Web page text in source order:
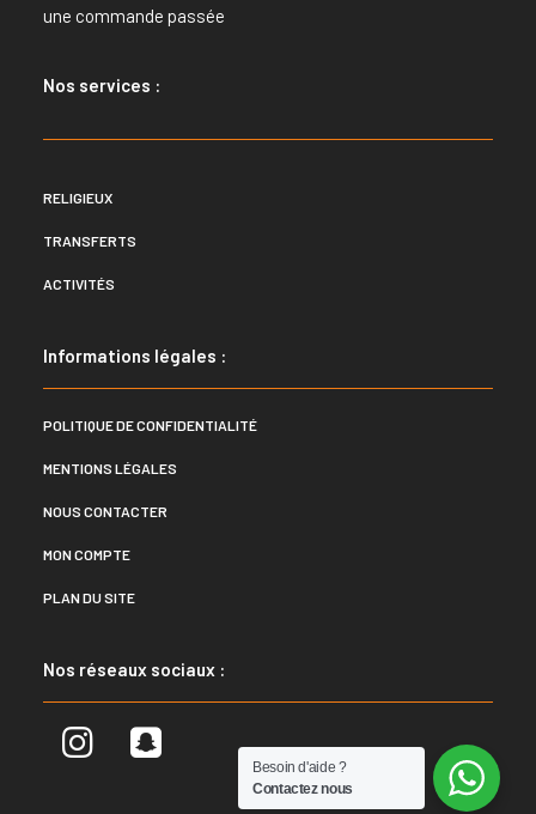
une commande passée
Nos services :
RELIGIEUX
TRANSFERTS
ACTIVITÉS
Informations légales :
POLITIQUE DE CONFIDENTIALITÉ
MENTIONS LÉGALES
NOUS CONTACTER
MON COMPTE
PLAN DU SITE
Nos réseaux sociaux :
Besoin d'aide ?
Contactez nous